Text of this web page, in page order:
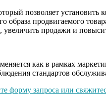
позволяет
образа продвигаемого
продажи и
как в рамках
стандартов
форму запроса или